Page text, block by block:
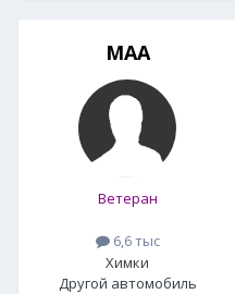
MAA
Ветеран
6,6 тыс
Химки
Другой автомобиль